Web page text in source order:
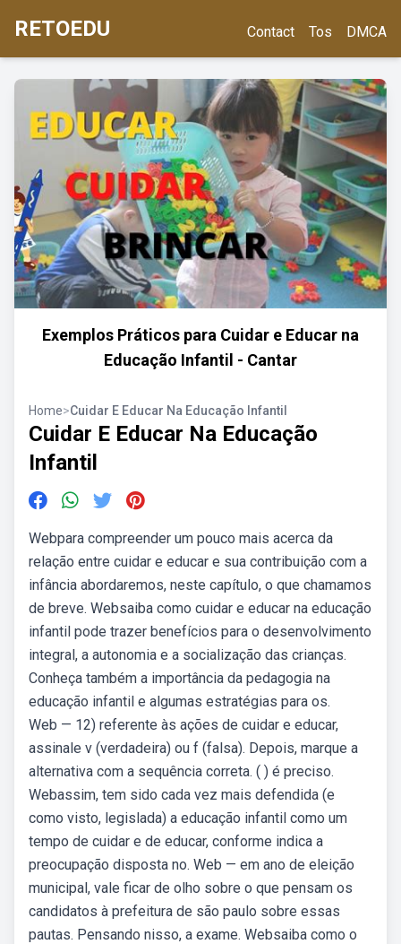
RETOEDU Contact Tos DMCA
Exemplos Práticos para Cuidar e Educar na
Educação Infantil - Cantar
Home>Cuidar E Educar Na Educação Infantil
Cuidar E Educar Na Educação
Infantil
Webpara compreender um pouco mais acerca da
relação entre cuidar e educar e sua contribuição com a
infância abordaremos, neste capítulo, o que chamamos
de breve. Websaiba como cuidar e educar na educação
infantil pode trazer benefícios para o desenvolvimento
integral, a autonomia e a socialização das crianças.
Conheça também a importância da pedagogia na
educação infantil e algumas estratégias para os.
Web — 12) referente às ações de cuidar e educar,
assinale v (verdadeira) ou f (falsa). Depois, marque a
alternativa com a sequência correta. ( ) é preciso.
Webassim, tem sido cada vez mais defendida (e
como visto, legislada) a educação infantil como um
tempo de cuidar e de educar, conforme indica a
preocupação disposta no. Web — em ano de eleição
municipal, vale ficar de olho sobre o que pensam os
candidatos à prefeitura de são paulo sobre essas
pautas. Pensando nisso, a exame. Websaiba como o